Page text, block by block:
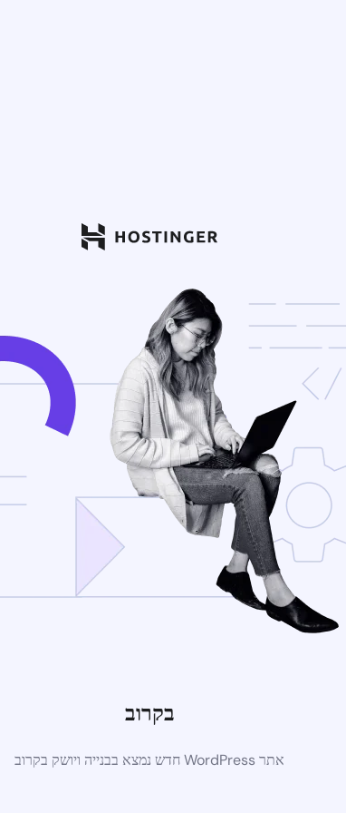
בקרוב
אתר WordPress חדש נמצא בבנייה ויושק בקרוב